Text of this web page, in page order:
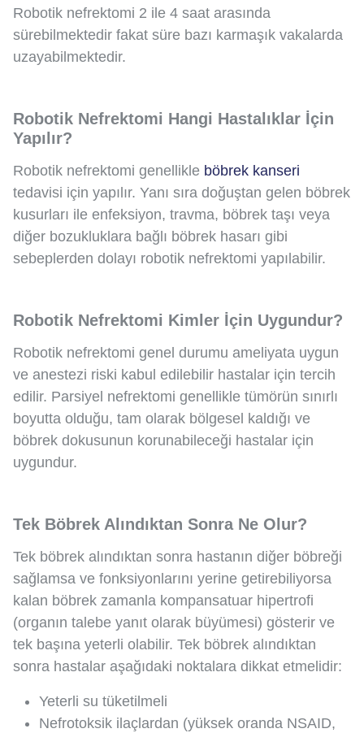
Robotik nefrektomi 2 ile 4 saat arasında
sürebilmektedir fakat süre bazı karmaşık vakalarda
uzayabilmektedir.
Robotik Nefrektomi Hangi Hastalıklar İçin
Yapılır?
Robotik nefrektomi genellikle böbrek kanseri
tedavisi için yapılır. Yanı sıra doğuştan gelen böbrek
kusurları ile enfeksiyon, travma, böbrek taşı veya
diğer bozukluklara bağlı böbrek hasarı gibi
sebeplerden dolayı robotik nefrektomi yapılabilir.
Robotik Nefrektomi Kimler İçin Uygundur?
Robotik nefrektomi genel durumu ameliyata uygun
ve anestezi riski kabul edilebilir hastalar için tercih
edilir. Parsiyel nefrektomi genellikle tümörün sınırlı
boyutta olduğu, tam olarak bölgesel kaldığı ve
böbrek dokusunun korunabileceği hastalar için
uygundur.
Tek Böbrek Alındıktan Sonra Ne Olur?
Tek böbrek alındıktan sonra hastanın diğer böbreği
sağlamsa ve fonksiyonlarını yerine getirebiliyorsa
kalan böbrek zamanla kompansatuar hipertrofi
(organın talebe yanıt olarak büyümesi) gösterir ve
tek başına yeterli olabilir. Tek böbrek alındıktan
sonra hastalar aşağıdaki noktalara dikkat etmelidir:
Yeterli su tüketilmeli
Nefrotoksik ilaçlardan (yüksek oranda NSAID,